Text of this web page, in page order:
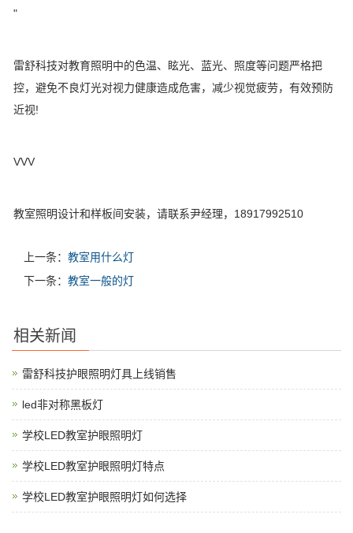
"
雷舒科技对教育照明中的色温、眩光、蓝光、照度等问题严格把
控，避免不良灯光对视力健康造成危害，减少视觉疲劳，有效预防
近视!
VVV
教室照明设计和样板间安装，请联系尹经理，18917992510
上一条： 教室用什么灯
下一条： 教室一般的灯
相关新闻
雷舒科技护眼照明灯具上线销售
led非对称黑板灯
学校LED教室护眼照明灯
学校LED教室护眼照明灯特点
学校LED教室护眼照明灯如何选择